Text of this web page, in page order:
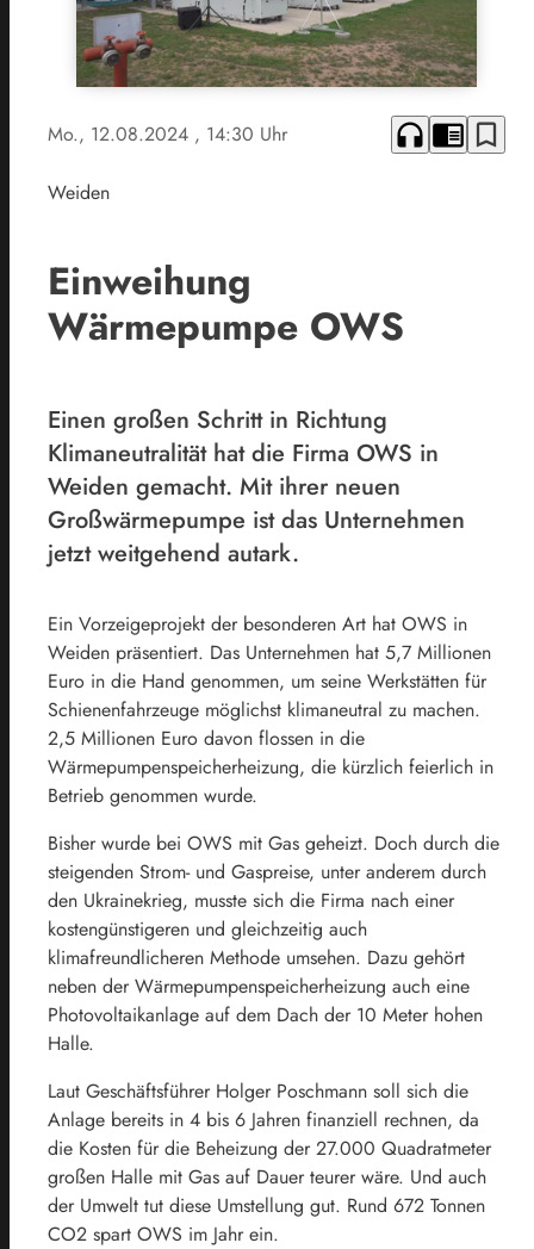
Mo., 12.08.2024 , 14:30 Uhr headphones chrome_reader_mode bookmark_border
Weiden
Einweihung
Wärmepumpe OWS
Einen großen Schritt in Richtung
Klimaneutralität hat die Firma OWS in
Weiden gemacht. Mit ihrer neuen
Großwärmepumpe ist das Unternehmen
jetzt weitgehend autark.
Ein Vorzeigeprojekt der besonderen Art hat OWS in
Weiden präsentiert. Das Unternehmen hat 5,7 Millionen
Euro in die Hand genommen, um seine Werkstätten für
Schienenfahrzeuge möglichst klimaneutral zu machen.
2,5 Millionen Euro davon flossen in die
Wärmepumpenspeicherheizung, die kürzlich feierlich in
Betrieb genommen wurde.
Bisher wurde bei OWS mit Gas geheizt. Doch durch die
steigenden Strom- und Gaspreise, unter anderem durch
den Ukrainekrieg, musste sich die Firma nach einer
kostengünstigeren und gleichzeitig auch
klimafreundlicheren Methode umsehen. Dazu gehört
neben der Wärmepumpenspeicherheizung auch eine
Photovoltaikanlage auf dem Dach der 10 Meter hohen
Halle.
Laut Geschäftsführer Holger Poschmann soll sich die
Anlage bereits in 4 bis 6 Jahren finanziell rechnen, da
die Kosten für die Beheizung der 27.000 Quadratmeter
großen Halle mit Gas auf Dauer teurer wäre. Und auch
der Umwelt tut diese Umstellung gut. Rund 672 Tonnen
CO2 spart OWS im Jahr ein.